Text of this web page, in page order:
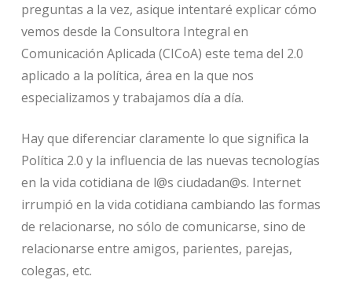
preguntas a la vez, asique intentaré explicar cómo
vemos desde la Consultora Integral en
Comunicación Aplicada (CICoA) este tema del 2.0
aplicado a la política, área en la que nos
especializamos y trabajamos día a día.
Hay que diferenciar claramente lo que significa la
Política 2.0 y la influencia de las nuevas tecnologías
en la vida cotidiana de l@s ciudadan@s. Internet
irrumpió en la vida cotidiana cambiando las formas
de relacionarse, no sólo de comunicarse, sino de
relacionarse entre amigos, parientes, parejas,
colegas, etc.